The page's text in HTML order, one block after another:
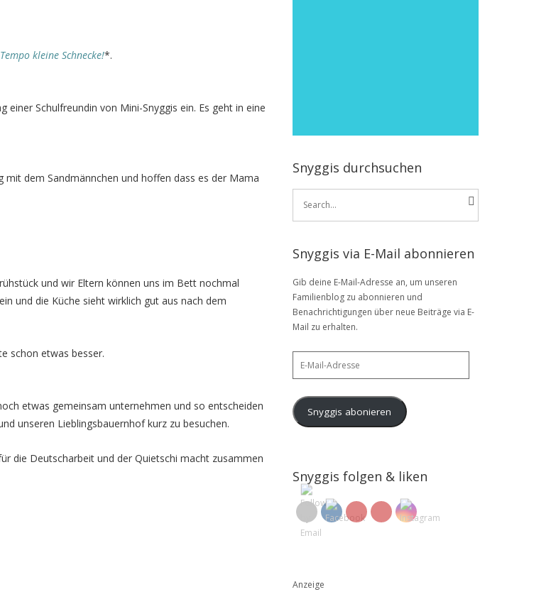
Tempo kleine Schnecke!*.
Schulfreundin von Mini-Snyggis ein. Es geht in eine
mit dem Sandmännchen und hoffen dass es der Mama
und wir Eltern können uns im Bett nochmal
und die Küche sieht wirklich gut aus nach dem
schon etwas besser.
etwas gemeinsam unternehmen und so entscheiden
unseren Lieblingsbauernhof kurz zu besuchen.
die Deutscharbeit und der Quietschi macht zusammen
Snyggis durchsuchen
Search
Snyggis via E-Mail abonnieren
Gib deine E-Mail-Adresse an, um unseren
Familienblog zu abonnieren und
Benachrichtigungen über neue Beiträge via E-
Mail zu erhalten.
Snyggis abonieren
Snyggis folgen & liken
Anzeige